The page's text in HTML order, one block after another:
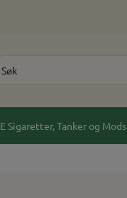
E Sigaretter, Tanker og Mods